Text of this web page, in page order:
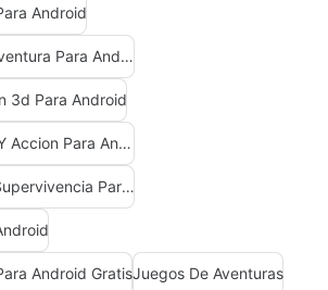
Android
Juegos De Acción Y Aventura Para Android
3d Para Android
Juegos De Aventuras Y Accion Para Android
Juegos De Terror De Supervivencia Para Android
Android GratisJuegos De Aventuras